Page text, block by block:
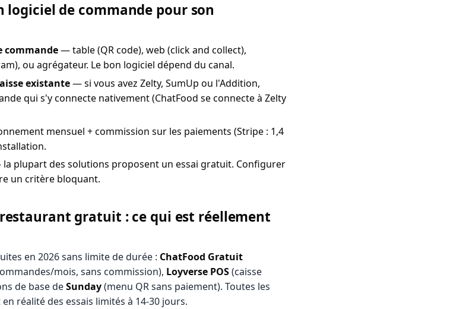
logiciel de commande pour son
commande— table (QR code), web (click and collect),
ou agrégateur. Le bon logiciel dépend du canal.
existante— si vous avez Zelty, SumUp ou l'Addition,
qui s'y connecte nativement (ChatFood se connecte à Zelty
mensuel + commission sur les paiements (Stripe : 1,4
plupart des solutions proposent un essai gratuit. Configurer
un critère bloquant.
gratuit : ce qui est réellement
en 2026 sans limite de durée : ChatFood Gratuit
mois, sans commission), Loyverse POS(caisse
de base deSunday(menu QR sans paiement). Toutes les
réalité des essais limités à 14-30 jours.